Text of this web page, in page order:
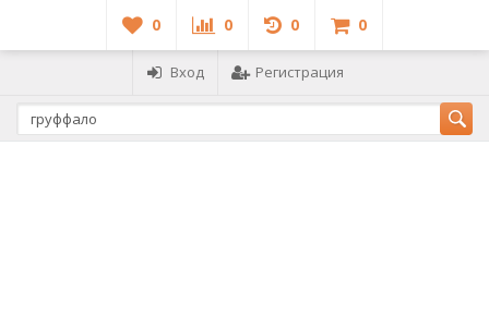
0 0 0 0
Вход Регистрация